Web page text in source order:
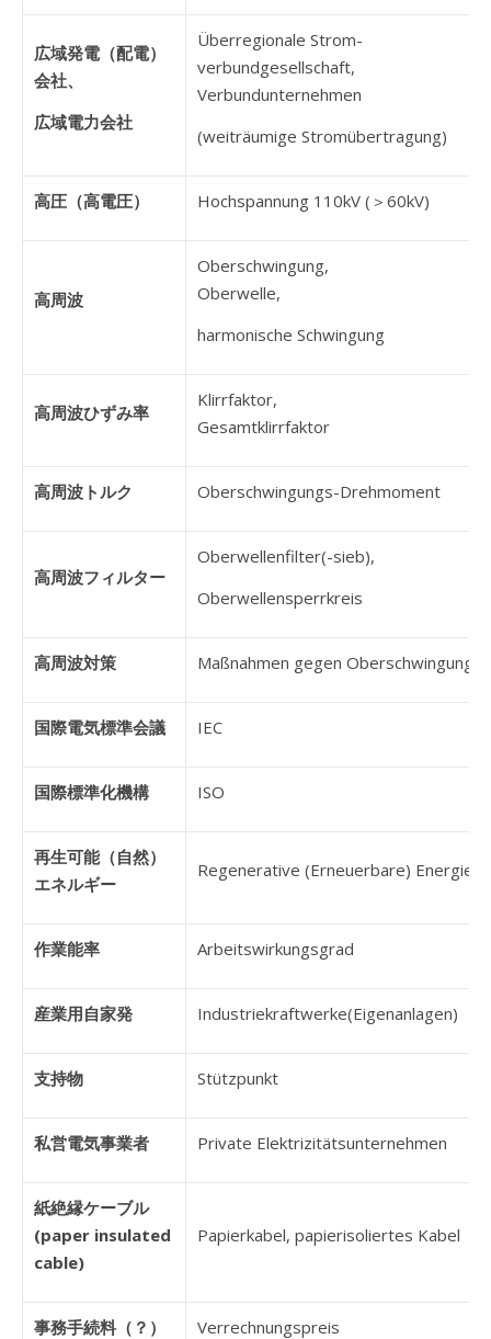
広域発電（配電）
会社、
広域電力会社
Überregionale Strom-
verbundgesellschaft,
Verbundunternehmen
(weiträumige Stromübertragung)
高圧（高電圧） Hochspannung 110kV (＞60kV)
高周波
Oberschwingung,
Oberwelle,
harmonische Schwingung
高周波ひずみ率
Klirrfaktor,
Gesamtklirrfaktor
高周波トルク Oberschwingungs-Drehmoment
高周波フィルター
Oberwellenfilter(-sieb),
Oberwellensperrkreis
高周波対策 Maßnahmen gegen Oberschwingung
国際電気標準会議 IEC
国際標準化機構 ISO
再生可能（自然）
エネルギー
Regenerative (Erneuerbare) Energie
作業能率 Arbeitswirkungsgrad
産業用自家発 Industriekraftwerke(Eigenanlagen)
支持物 Stützpunkt
私営電気事業者 Private Elektrizitätsunternehmen
紙絶縁ケーブル
(paper insulated
cable)
Papierkabel, papierisoliertes Kabel
事務手続料（？） Verrechnungspreis